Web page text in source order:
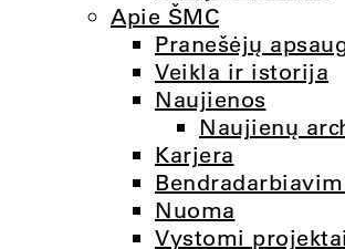
Apie ŠMC
Pranešėjų
Veikla ir istorija
Naujienos
Naujienų
Karjera
Nuoma
Vystomi projektai